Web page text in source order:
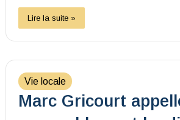
Lire la suite »
Vie locale
Marc Gricourt